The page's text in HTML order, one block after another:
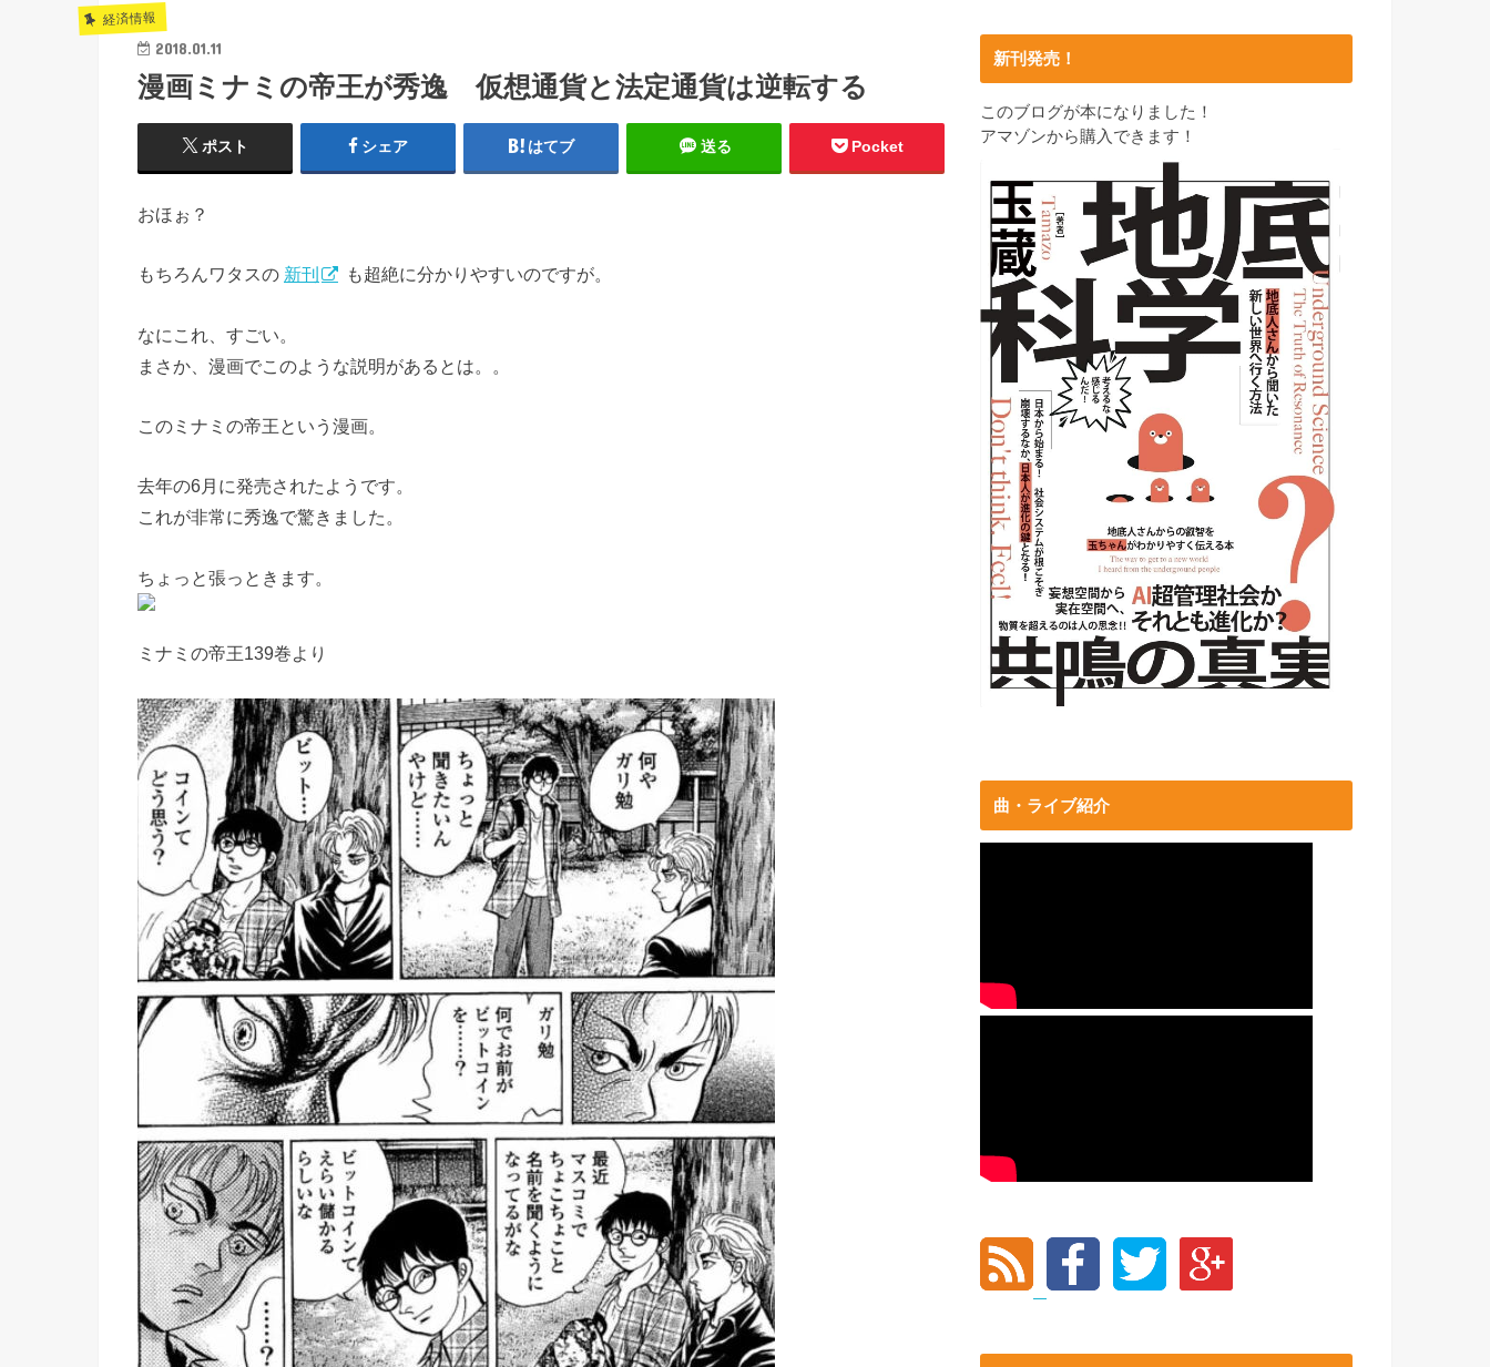
経済情報
2018.01.11
漫画ミナミの帝王が秀逸 仮想通貨と法定通貨は逆転する
ポスト シェア はてブ 送る Pocket
おほぉ？
もちろんワタスの 新刊 も超絶に分かりやすいのですが。
なにこれ、すごい。
まさか、漫画でこのような説明があるとは。。
このミナミの帝王という漫画。
去年の6月に発売されたようです。
これが非常に秀逸で驚きました。
ちょっと張っときます。
ミナミの帝王139巻より
新刊発売！
このブログが本になりました！
アマゾンから購入できます！
曲・ライブ紹介